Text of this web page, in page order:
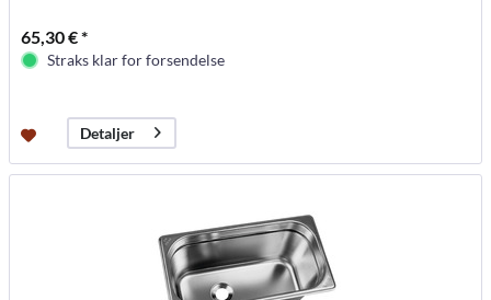
65,30 € *
Straks klar for forsendelse
Detaljer